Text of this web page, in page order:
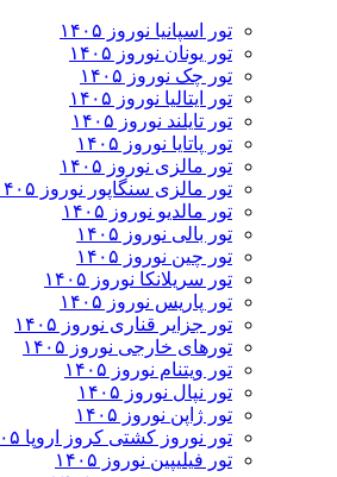
تور اسپانیا نوروز ۱۴۰۵
تور یونان نوروز ۱۴۰۵
تور چک نوروز ۱۴۰۵
تور ایتالیا نوروز ۱۴۰۵
تور تایلند نوروز ۱۴۰۵
تور پاتایا نوروز ۱۴۰۵
تور مالزی نوروز ۱۴۰۵
تور مالزی سنگاپور نوروز ۱۴۰۵
تور مالدیو نوروز ۱۴۰۵
تور بالی نوروز ۱۴۰۵
تور چين نوروز ۱۴۰۵
تور سریلانکا نوروز ۱۴۰۵
تور پاریس نوروز ۱۴۰۵
تور جزایر قناری نوروز ۱۴۰۵
تورهای خارجی نوروز ۱۴۰۵
تور ویتنام نوروز ۱۴۰۵
تور نپال نوروز ۱۴۰۵
تور ژاپن نوروز ۱۴۰۵
تور نوروز کشتی کروز اروپا ۱۴۰۵
تور فیلیپین نوروز ۱۴۰۵